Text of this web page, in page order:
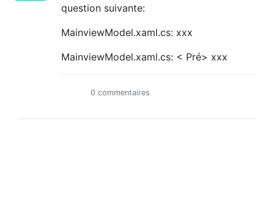
question suivante:
MainviewModel.xaml.cs: xxx
MainviewModel.xaml.cs: < Pré> xxx
0 commentaires